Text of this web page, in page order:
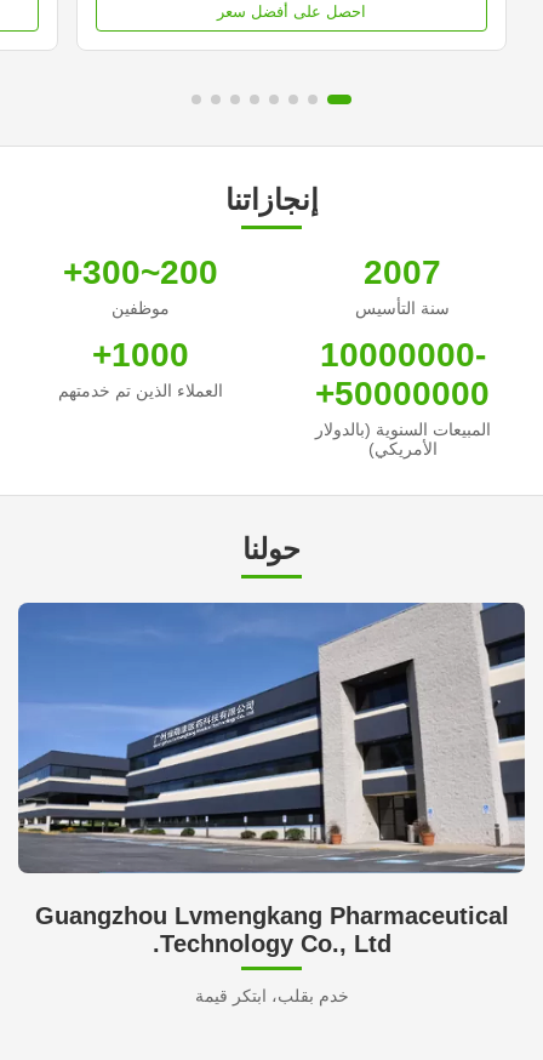
ODM رسوم الشحن تحتاج إلى التفاوض اسم المنتج
احصل على أفضل سعر
إنجازاتنا
2007
سنة التأسيس
200~300+
موظفين
10000000-
50000000+
المبيعات السنوية (بالدولار
الأمريكي)
1000+
العملاء الذين تم خدمتهم
حولنا
Guangzhou Lvmengkang Pharmaceutical
Technology Co., Ltd.
خدم بقلب، ابتكر قيمة